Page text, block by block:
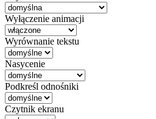
Wyłączenie animacji
Wyrównanie tekstu
Nasycenie
Podkreśl odnośniki
Czytnik ekranu